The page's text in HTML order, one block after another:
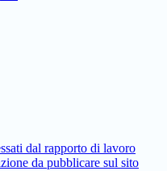
dal rapporto di lavoro
da pubblicare sul sito